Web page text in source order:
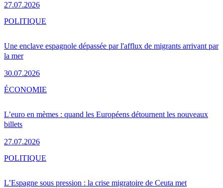
27.07.2026
Une enclave espagnole dépassée par l'afflux de migrants arrivant par
la mer
30.07.2026
POLITIQUE
L’euro en mèmes : quand les Européens détournent les nouveaux
billets
27.07.2026
ÉCONOMIE
L’Espagne sous pression : la crise migratoire de Ceuta met
POLITIQUE